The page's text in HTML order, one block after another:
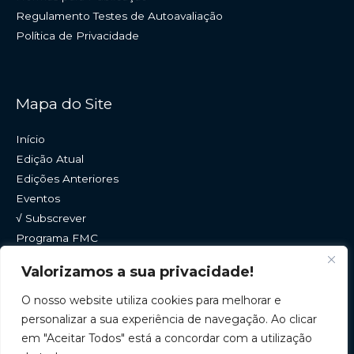
Valorizamos a sua privacidade!
O nosso website utiliza cookies para melhorar e
personalizar a sua experiência de navegação. Ao clicar
em "Aceitar Todos" está a concordar com a utilização
Regulamento Testes de Autoavaliação
Política de Privacidade
Mapa do Site
Início
Edição Atual
Edições Anteriores
Eventos
√ Subscrever
Programa FMC
Contactos